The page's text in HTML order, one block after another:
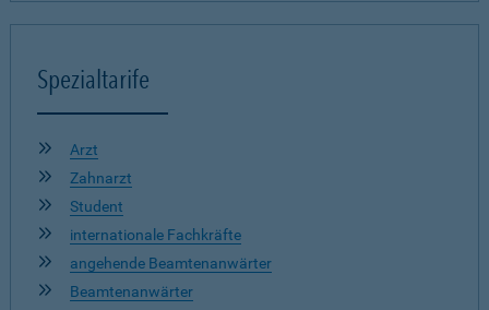
Spezialtarife
Arzt
Zahnarzt
Student
internationale Fachkräfte
angehende Beamtenanwärter
Beamtenanwärter